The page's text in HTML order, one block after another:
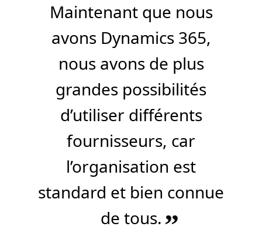
Maintenant que nous
avons Dynamics 365,
nous avons de plus
grandes possibilités
d’utiliser différents
fournisseurs, car
l’organisation est
standard et bien connue
de tous.”